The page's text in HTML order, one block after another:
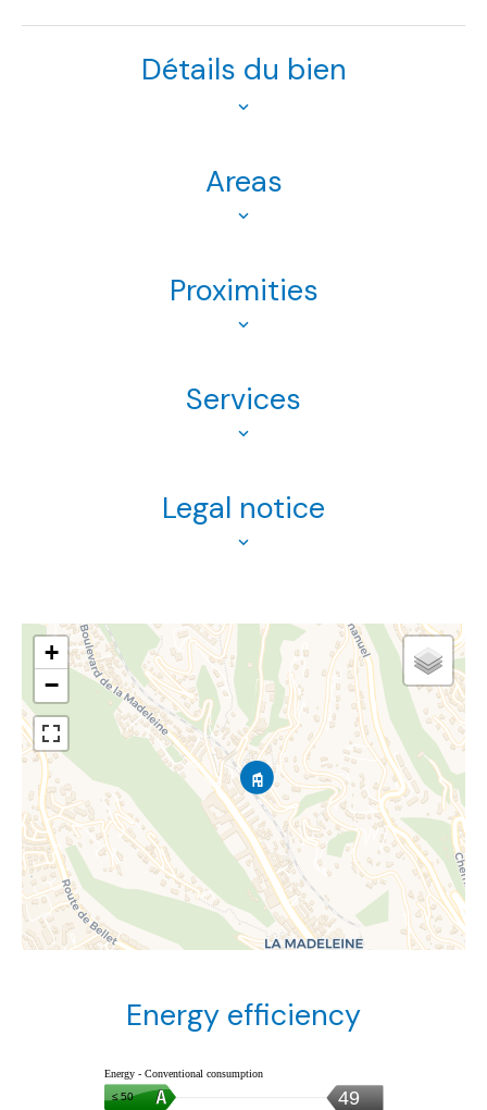
Détails du bien
Areas
Proximities
Services
Legal notice
+
−
Energy efficiency